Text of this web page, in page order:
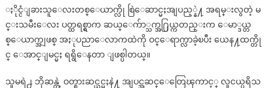
ရဲ့
ရုပ်ရည်
နဲ့
သက်
ႏိုင္ငံျခားသူေလးတစ္ေယာက္လို စြဲေဆာင္မႈအျပည့္နဲ႔ အရမ္းလွတဲ့ မ
င္းသမီးေလး ပတ္ထရစ္ရွာက ဆယ္ေက်ာ္သက္အ႐ြယ္ကတည္းက ေမာ္ဒယ္တ
စ္ေယာက္အျဖစ္ အႏုပညာေလာကထဲကို ဝင္ေရာက္လာခဲ့ၿပီး ယေန႔ထက္တို
င္ ေအာင္ျမင္မႈ ရရွိေနတာ ျဖစ္ပါတယ္။
သူမရဲ႕ ဘိုဆန္တဲ့ ဝတ္စားဆင္ယင္မႈနဲ႔ အျပင္အဆင္ေတြေၾကာင့္ လူငယ္ပရိသ